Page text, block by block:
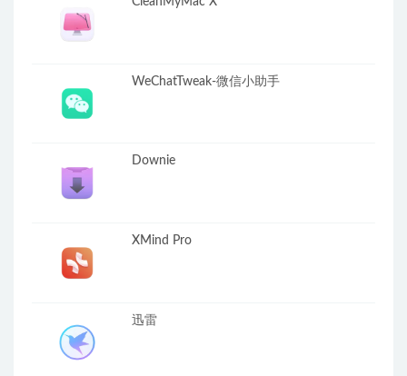
WeChatTweak-微信小助手
Downie
XMind Pro
迅雷